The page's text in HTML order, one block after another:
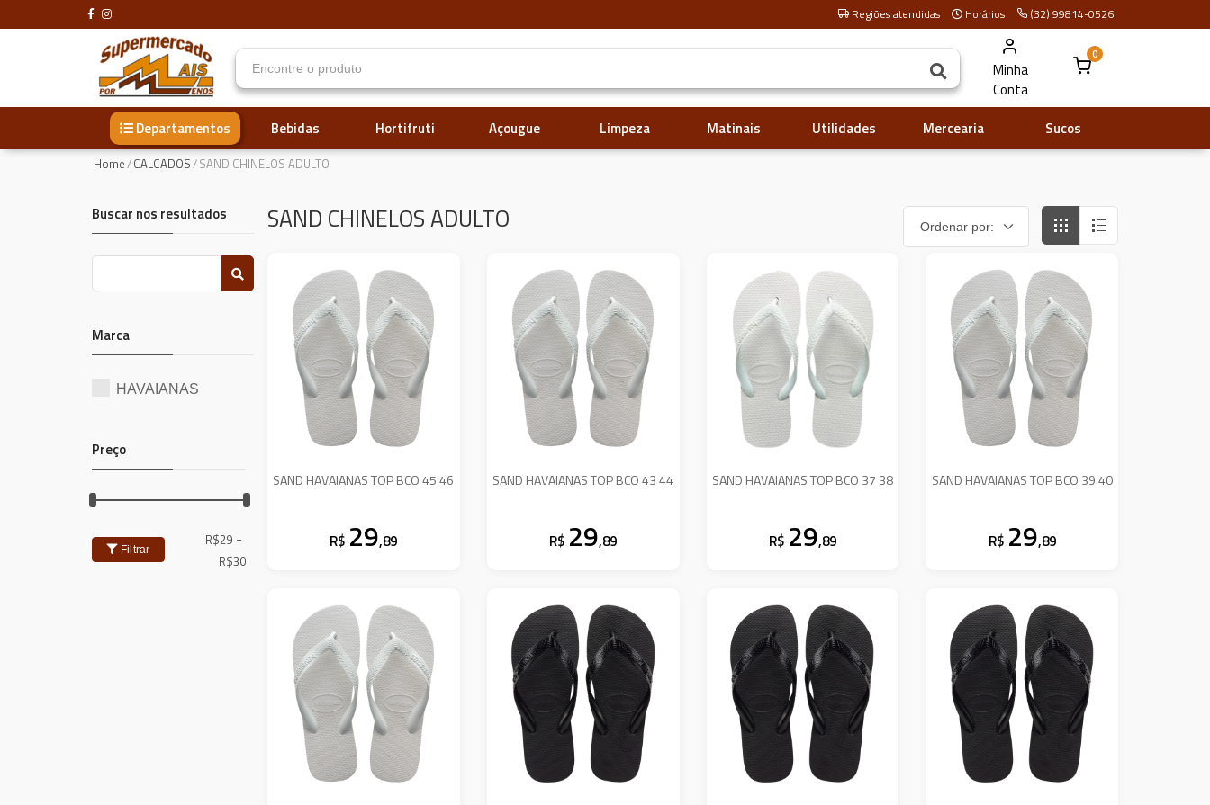
Regiões atendidas Horários (32) 99814-0526
Minha
Conta
0
Departamentos Sucos
Mercearia
Utilidades
Matinais
Limpeza
Açougue
Hortifruti
Bebidas
Home/CALCADOS/SAND CHINELOS ADULTO
SAND CHINELOS ADULTO
SAND HAVAIANAS TOP BCO 45 46
R$ 29,89
SAND HAVAIANAS TOP BCO 43 44
R$ 29,89
SAND HAVAIANAS TOP BCO 37 38
R$ 29,89
SAND HAVAIANAS TOP BCO 39 40
R$ 29,89
Buscar nos resultados
Marca
HAVAIANAS
Preço
Filtrar
R$29 -
R$30